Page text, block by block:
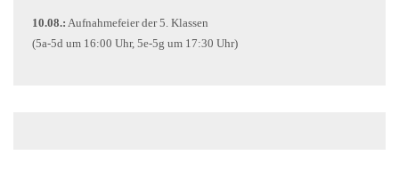
10.08.: Aufnahmefeier der 5. Klassen
(5a-5d um 16:00 Uhr, 5e-5g um 17:30 Uhr)